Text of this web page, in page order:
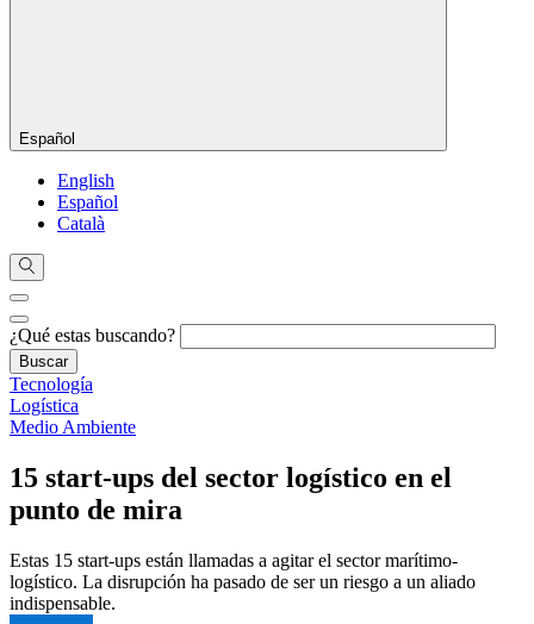
Español
English
Español
Català
¿Qué estas buscando?
Tecnología
Logística
Medio Ambiente
15 start-ups del sector logístico en el
punto de mira
Estas 15 start-ups están llamadas a agitar el sector marítimo-
logístico. La disrupción ha pasado de ser un riesgo a un aliado
indispensable.